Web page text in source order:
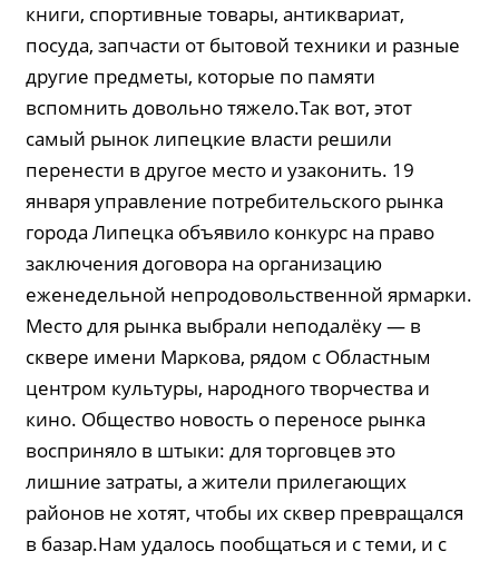
книги, спортивные товары, антиквариат,
посуда, запчасти от бытовой техники и разные
другие предметы, которые по памяти
вспомнить довольно тяжело.Так вот, этот
самый рынок липецкие власти решили
перенести в другое место и узаконить. 19
января управление потребительского рынка
города Липецка объявило конкурс на право
заключения договора на организацию
еженедельной непродовольственной ярмарки.
Место для рынка выбрали неподалёку — в
сквере имени Маркова, рядом с Областным
центром культуры, народного творчества и
кино. Общество новость о переносе рынка
восприняло в штыки: для торговцев это
лишние затраты, а жители прилегающих
районов не хотят, чтобы их сквер превращался
в базар.Нам удалось пообщаться и с теми, и с